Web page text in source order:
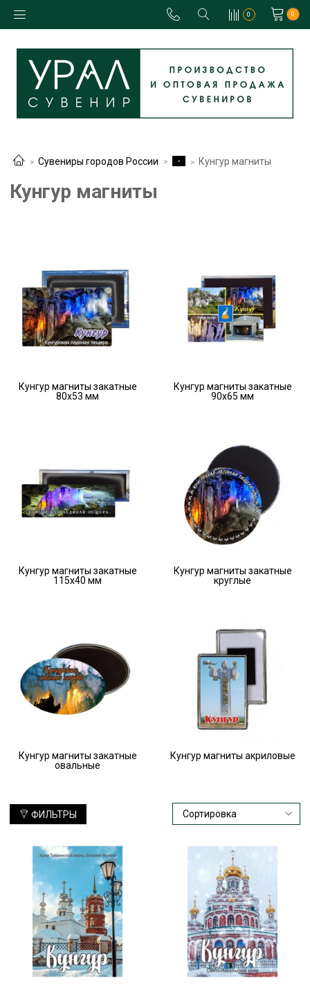
0 0
Сувениры городов России - Кунгур магниты
Кунгур магниты
Кунгур магниты закатные
80х53 мм
Кунгур магниты закатные
90х65 мм
Кунгур магниты закатные
115х40 мм
Кунгур магниты закатные
круглые
Кунгур магниты закатные
овальные
Кунгур магниты акриловые
ФИЛЬТРЫ